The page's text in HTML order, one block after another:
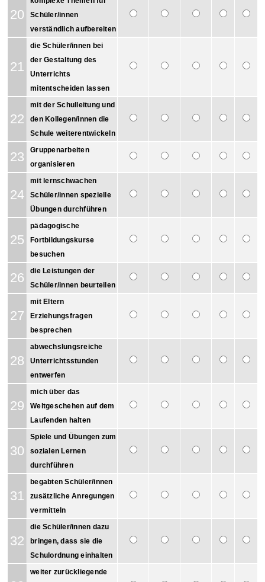
20
Schüler/innen
verständlich aufbereiten
21
die Schüler/innen bei
der Gestaltung des
Unterrichts
mitentscheiden lassen
22
mit der Schulleitung und
den Kollegen/innen die
Schule weiterentwickeln
23
Gruppenarbeiten
organisieren
24
mit lernschwachen
Schüler/innen spezielle
Übungen durchführen
25
pädagogische
Fortbildungskurse
besuchen
26
die Leistungen der
Schüler/innen beurteilen
27
mit Eltern
Erziehungsfragen
besprechen
28
abwechslungsreiche
Unterrichtsstunden
entwerfen
29
mich über das
Weltgeschehen auf dem
Laufenden halten
30
Spiele und Übungen zum
sozialen Lernen
durchführen
31
begabten Schüler/innen
zusätzliche Anregungen
vermitteln
32
die Schüler/innen dazu
bringen, dass sie die
Schulordnung einhalten
weiter zurückliegende